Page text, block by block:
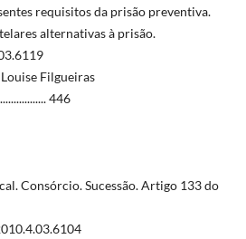
requisitos da prisão preventiva.
alternativas à prisão.
Filgueiras
446
Consórcio. Sucessão. Artigo 133 do